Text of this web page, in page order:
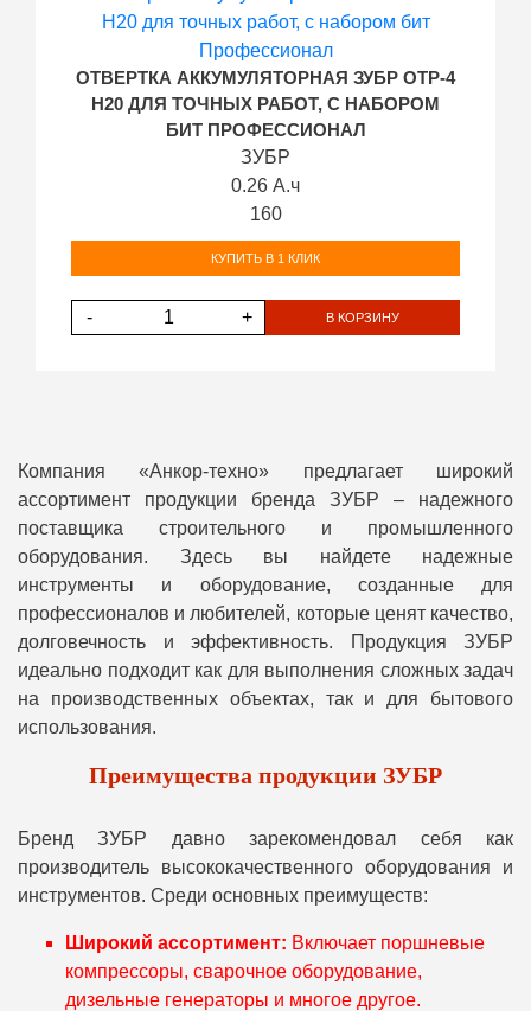
ОТВЕРТКА АККУМУЛЯТОРНАЯ ЗУБР ОТР-4
Н20 ДЛЯ ТОЧНЫХ РАБОТ, С НАБОРОМ
БИТ ПРОФЕССИОНАЛ
ЗУБР
0.26 А.ч
160
КУПИТЬ В 1 КЛИК
- + В КОРЗИНУ
Компания «Анкор-техно» предлагает широкий
ассортимент продукции бренда ЗУБР – надежного
поставщика строительного и промышленного
оборудования. Здесь вы найдете надежные
инструменты и оборудование, созданные для
профессионалов и любителей, которые ценят качество,
долговечность и эффективность. Продукция ЗУБР
идеально подходит как для выполнения сложных задач
на производственных объектах, так и для бытового
использования.
Преимущества продукции ЗУБР
Бренд ЗУБР давно зарекомендовал себя как
производитель высококачественного оборудования и
инструментов. Среди основных преимуществ:
Широкий ассортимент: Включает поршневые
компрессоры, сварочное оборудование,
дизельные генераторы и многое другое.